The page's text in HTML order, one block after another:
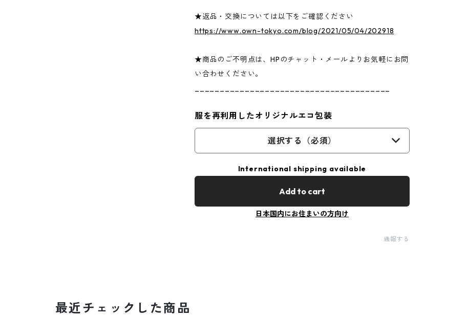
★返品・交換については以下をご確認ください
https://www.own-tokyo.com/blog/2021/05/04/202918
★商品のご不明点は、HPのチャット・メールよりお気軽にお問
い合わせください。
服を再利用したオリジナルエコ包装
選択する（必須）
International shipping available
Add to cart
日本国内にお住まいの方向け
通報する
最近チェックした商品